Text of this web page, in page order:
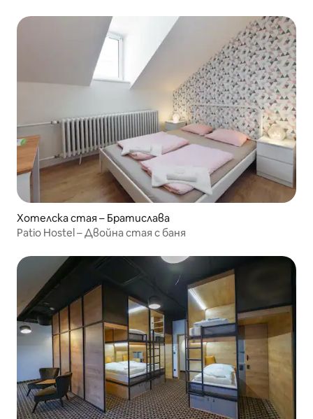
Хотелска стая – Братислава
Patio Hostel – Двойна стая с баня